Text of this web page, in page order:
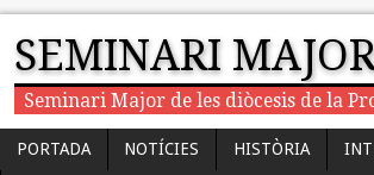
SEMINARI
Seminari Major de les diòcesis de la
PORTADA NOTÍCIES HISTÒRIA